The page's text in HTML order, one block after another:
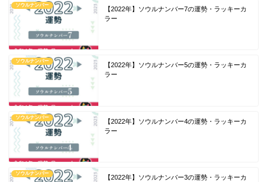
ソウルナンバー
【2022年】ソウルナンバー7の運勢・ラッキーカ
ラー
ソウルナンバー
【2022年】ソウルナンバー5の運勢・ラッキーカ
ラー
ソウルナンバー
【2022年】ソウルナンバー4の運勢・ラッキーカ
ラー
ソウルナンバー
【2022年】ソウルナンバー3の運勢・ラッキーカ